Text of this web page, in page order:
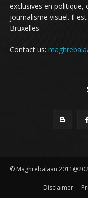
exclusives en
journalisme visuel. Il
Bruxelles.
Contact us:
© Maghrebalaan
Disclaimer